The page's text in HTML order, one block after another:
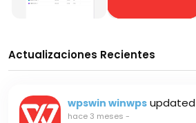
Actualizaciones Recientes
wpswin winwps
hace 3 meses -